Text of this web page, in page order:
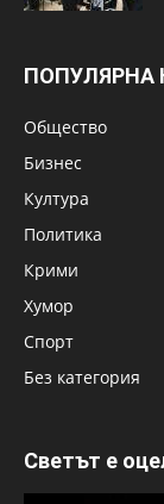
ПОПУЛЯРНА
Общество
Бизнес
Култура
Политика
Крими
Хумор
Спорт
Без категория
Светът е